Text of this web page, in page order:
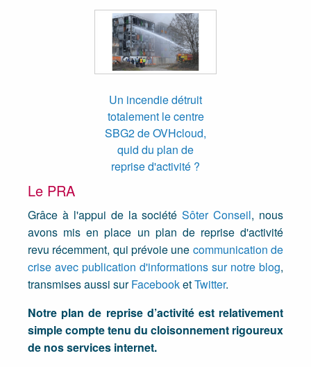
Un incendie détruit
totalement le centre
SBG2 de OVHcloud,
quid du plan de
reprise d'activité ?
Le PRA
Grâce à l'appui de la sociétéSôter Conseil, nous
avons mis en place un plan de reprise d'activité
revu récemment, qui prévoie une communication de
crise avec publication d'informations sur notre blog,
transmises aussi surFacebooketTwitter.
Notre plan de reprise d’activité est relativement
simple compte tenu du cloisonnement rigoureux
de nos services internet.